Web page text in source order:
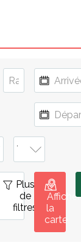
Plus
de
filtres
Afficher
la
carte